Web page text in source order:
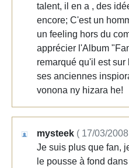
talent, il en a , des
encore; C'est un
un feeling hors du
apprécier l'Album
remarqué qu'il est
ses anciennes
vonona ny hizara he!
mysteek ( 17/03/
Je suis plus que fan,
le pousse à fond